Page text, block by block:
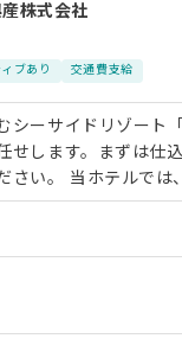
株式会社
ブあり 交通費支給
シーサイドリゾート
せします。まずは仕
て活躍できる方を
調理場や設備機器の
といったマネジメン
。経験を活かしてキ
た基盤のもと、安心